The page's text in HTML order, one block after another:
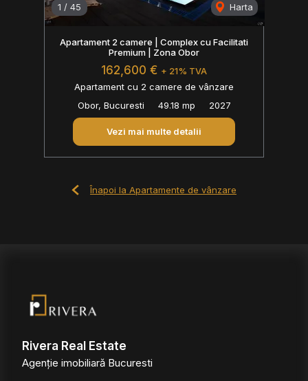
1 / 45 Harta
Apartament 2 camere | Complex cu Facilitati
Premium | Zona Obor
162,600 € + 21% TVA
Apartament cu 2 camere de vânzare
Obor, Bucuresti
49.18 mp 2027
Vezi mai multe detalii
Înapoi la Apartamente de vânzare
Rivera Real Estate
Agenție imobiliară Bucuresti